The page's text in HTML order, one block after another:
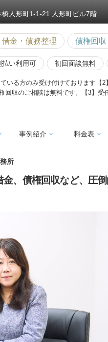
橋人形町1-1-21 人形町ビル7階
借金・債務整理 債権回収
払い利用可 初回面談無料
いる方のみ受け付けております
回収のご相談は無料です。【3】
事例紹介 料金表
所
、債権回収など、圧